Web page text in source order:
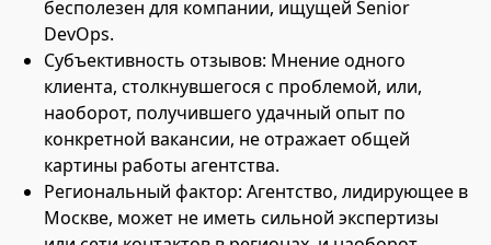
бесполезен для компании, ищущей Senior
DevOps.
Субъективность отзывов: Мнение одного
клиента, столкнувшегося с проблемой, или,
наоборот, получившего удачный опыт по
конкретной вакансии, не отражает общей
картины работы агентства.
Региональный фактор: Агентство, лидирующее в
Москве, может не иметь сильной экспертизы